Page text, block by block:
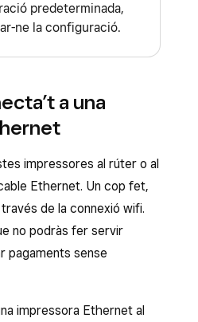
predeterminada,
ne la configuració.
a una
impressores al rúter o al
Ethernet. Un cop fet,
de la connexió wifi.
no podràs fer servir
pagaments sense
impressora Ethernet al